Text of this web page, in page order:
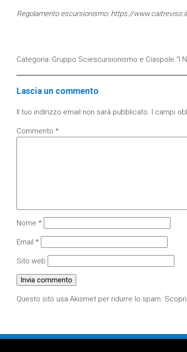
Regolamento escursionismo: https://
Categoria: Gruppo Sciescursionismo e Ciaspole “I
Lascia un commento
Il tuo indirizzo email non sarà pubblicato. I campi
Commento *
Nome *
Email *
Sito web
Questo sito usa Akismet per ridurre lo spam.